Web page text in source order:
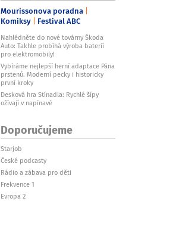
Mourissonova poradna
Komiksy Festival ABC
Nahlédněte do nové továrny Škoda
Auto: Takhle probíhá výroba baterií
pro elektromobily!
Vybíráme nejlepší herní adaptace Pána
prstenů. Moderní pecky i historicky
první kroky
Desková hra Stínadla: Rychlé šípy
ožívají v napínavé
Doporučujeme
Starjob
České podcasty
Rádio a zábava pro děti
Frekvence 1
Evropa 2